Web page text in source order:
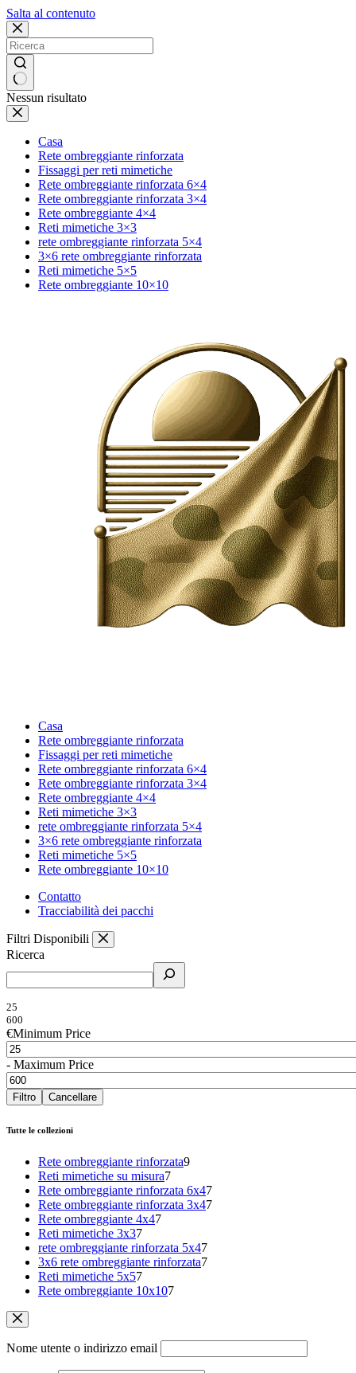
Salta al contenuto
Nessun risultato
Casa
Rete ombreggiante rinforzata
Fissaggi per reti mimetiche
Rete ombreggiante rinforzata 6×4
Rete ombreggiante rinforzata 3×4
Rete ombreggiante 4×4
Reti mimetiche 3×3
rete ombreggiante rinforzata 5×4
3×6 rete ombreggiante rinforzata
Reti mimetiche 5×5
Rete ombreggiante 10×10
Casa
Rete ombreggiante rinforzata
Fissaggi per reti mimetiche
Rete ombreggiante rinforzata 6×4
Rete ombreggiante rinforzata 3×4
Rete ombreggiante 4×4
Reti mimetiche 3×3
rete ombreggiante rinforzata 5×4
3×6 rete ombreggiante rinforzata
Reti mimetiche 5×5
Rete ombreggiante 10×10
Contatto
Tracciabilità dei pacchi
Filtri Disponibili
Ricerca
25
600
€Minimum Price
- Maximum Price
Filtro Cancellare
Tutte le collezioni
Rete ombreggiante rinforzata9
Reti mimetiche su misura7
Rete ombreggiante rinforzata 6x47
Rete ombreggiante rinforzata 3x47
Rete ombreggiante 4x47
Reti mimetiche 3x37
rete ombreggiante rinforzata 5x47
3x6 rete ombreggiante rinforzata7
Reti mimetiche 5x57
Rete ombreggiante 10x107
Nome utente o indirizzo email